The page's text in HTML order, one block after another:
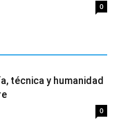
0
técnica y humanidad
0